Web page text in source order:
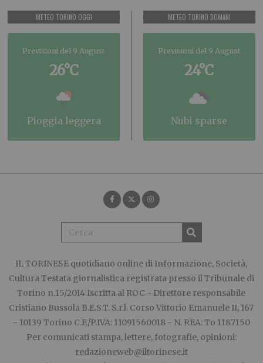
METEO TORINO OGGI
Previsioni del 9 August
26°C
pioggia leggera
METEO TORINO DOMANI
Previsioni del 9 August
24°C
nubi sparse
IL TORINESE quotidiano online di Informazione, Società,
Cultura Testata giornalistica registrata presso il Tribunale di
Torino n.15/2014 Iscritta al ROC - Direttore responsabile
Cristiano Bussola B.E.S.T. S.r.l. Corso Vittorio Emanuele II, 167
- 10139 Torino C.F./P.IVA: 11091560018 - N. REA: To 1187150
Per comunicati stampa, lettere, fotografie, opinioni:
redazioneweb@iltorinese.it